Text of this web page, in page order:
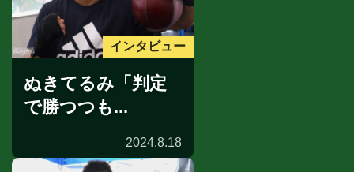
インタビュー
ぬきてるみ「判定
で勝つつも...
2024.8.18